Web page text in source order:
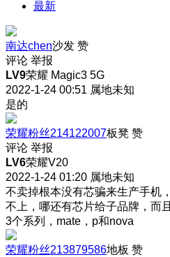
最新
南达chen沙发 赞
评论 举报
LV9荣耀 Magic3 5G
2022-1-24 00:51 属地未知
是的
荣耀粉丝214122007板凳 赞
评论 举报
LV6荣耀V20
2022-1-24 01:20 属地未知
不卖掉根本没有芯骗来生产手机
不上，哪还有芯片给子品牌，而
3个系列，mate，p和nova
荣耀粉丝213879586地板 赞